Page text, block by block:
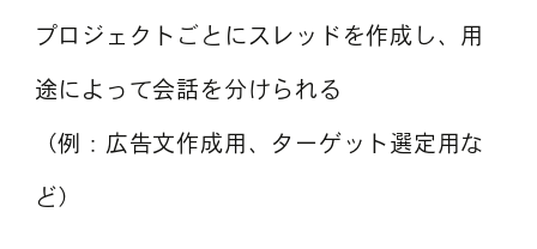
プロジェクトごとにスレッドを作成し、用
途によって会話を分けられる
（例：広告文作成用、ターゲット選定用な
ど）